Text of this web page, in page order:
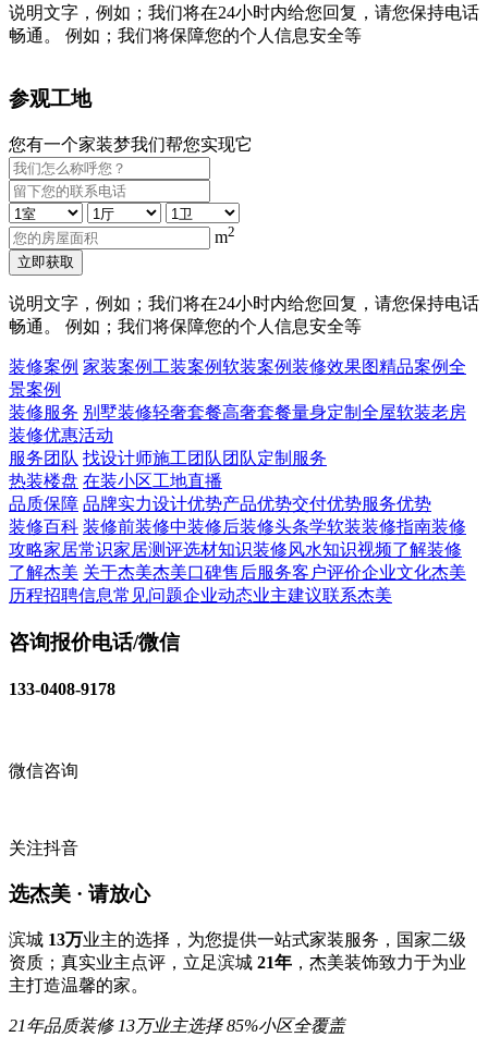
说明文字，例如；我们将在24小时内给您回复，请您保持电话
畅通。 例如；我们将保障您的个人信息安全等
参观工地
您有一个家装梦我们帮您实现它
m2
立即获取
说明文字，例如；我们将在24小时内给您回复，请您保持电话
畅通。 例如；我们将保障您的个人信息安全等
装修案例 家装案例 工装案例软装案例装修效果图精品案例全
景案例
装修服务 别墅装修轻奢套餐高奢套餐量身定制 全屋软装老房
装修优惠活动
服务团队 找设计师施工团队 团队定制服务
热装楼盘 在装小区工地直播
品质保障 品牌实力设计优势产品优势交付优势服务优势
装修百科 装修前装修中装修后装修头条学软装装修指南装修
攻略家居常识家居测评选材知识装修风水知识视频了解装修
了解杰美 关于杰美杰美口碑售后服务客户评价企业文化杰美
历程招聘信息常见问题企业动态业主建议联系杰美
咨询报价电话/微信
133-0408-9178
微信咨询
关注抖音
选杰美 · 请放心
滨城 13万业主的选择，为您提供一站式家装服务，国家二级
资质；真实业主点评，立足滨城 21年 ，杰美装饰致力于为业
主打造温馨的家。
21年品质装修 13万业主选择 85%小区全覆盖